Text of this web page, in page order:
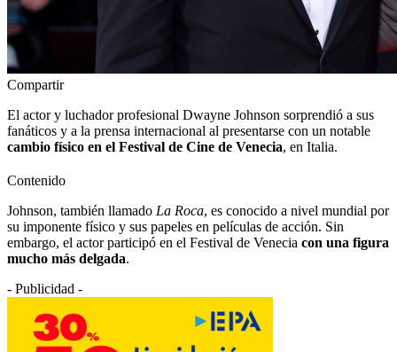
Compartir
El actor y luchador profesional Dwayne Johnson sorprendió a sus
fanáticos y a la prensa internacional al presentarse con un notable
cambio físico en el Festival de Cine de Venecia, en Italia.
Contenido
Johnson, también llamado La Roca, es conocido a nivel mundial por
su imponente físico y sus papeles en películas de acción. Sin
embargo, el actor participó en el Festival de Venecia con una figura
mucho más delgada.
- Publicidad -